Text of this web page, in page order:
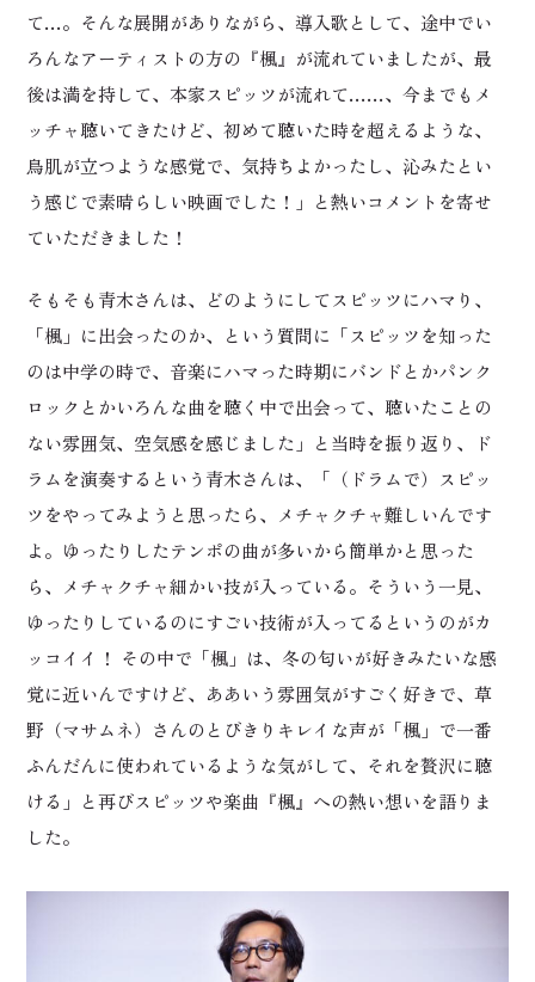
て…。そんな展開がありながら、導入歌として、途中でい
ろんなアーティストの方の『楓』が流れていましたが、最
後は満を持して、本家スピッツが流れて……、今までもメ
ッチャ聴いてきたけど、初めて聴いた時を超えるような、
鳥肌が立つような感覚で、気持ちよかったし、沁みたとい
う感じで素晴らしい映画でした！」と熱いコメントを寄せ
ていただきました！
そもそも青木さんは、どのようにしてスピッツにハマり、
「楓」に出会ったのか、という質問に「スピッツを知った
のは中学の時で、音楽にハマった時期にバンドとかパンク
ロックとかいろんな曲を聴く中で出会って、聴いたことの
ない雰囲気、空気感を感じました」と当時を振り返り、ド
ラムを演奏するという青木さんは、「（ドラムで）スピッ
ツをやってみようと思ったら、メチャクチャ難しいんです
よ。ゆったりしたテンポの曲が多いから簡単かと思った
ら、メチャクチャ細かい技が入っている。そういう一見、
ゆったりしているのにすごい技術が入ってるというのがカ
ッコイイ！ その中で「楓」は、冬の匂いが好きみたいな感
覚に近いんですけど、ああいう雰囲気がすごく好きで、草
野（マサムネ）さんのとびきりキレイな声が「楓」で一番
ふんだんに使われているような気がして、それを贅沢に聴
ける」と再びスピッツや楽曲『楓』への熱い想いを語りま
した。